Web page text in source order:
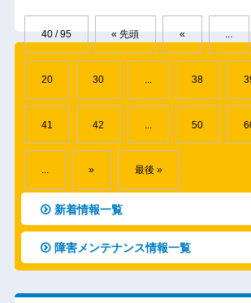
40 / 95 « 先頭 « ...
20 30 ... 38
41 42 50
... » 最後 »
新着情報一覧
障害メンテナンス情報一覧